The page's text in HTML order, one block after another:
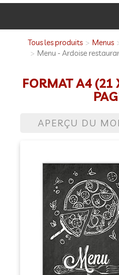
Tous les produits
Menus
Menu - Ardoise
FORMAT A4 (21
APERÇU DU